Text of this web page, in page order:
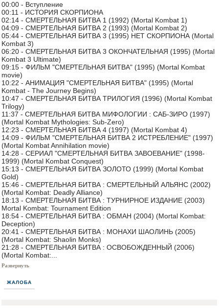
00:00 - Вступление
00:11 - ИСТОРИЯ СКОРПИОНА
02:14 - СМЕРТЕЛЬНАЯ БИТВА 1 (1992) (Mortal Kombat 1)
04:09 - СМЕРТЕЛЬНАЯ БИТВА 2 (1993) (Mortal Kombat 2)
05:44 - СМЕРТЕЛЬНАЯ БИТВА 3 (1995) НЕТ СКОРПИОНА (Mortal
Kombat 3)
06:20 - СМЕРТЕЛЬНАЯ БИТВА 3 ОКОНЧАТЕЛЬНАЯ (1995) (Mortal
Kombat 3 Ultimate)
09:15 - ФИЛЬМ "СМЕРТЕЛЬНАЯ БИТВА" (1995) (Mortal Kombat
movie)
10:22 - АНИМАЦИЯ "СМЕРТЕЛЬНАЯ БИТВА" (1995) (Mortal
Kombat - The Journey Begins)
10:47 - СМЕРТЕЛЬНАЯ БИТВА ТРИЛОГИЯ (1996) (Mortal Kombat
Trilogy)
11:37 - СМЕРТЕЛЬНАЯ БИТВА МИФОЛОГИИ : САБ-ЗИРО (1997)
(Mortal Kombat Mythologies: Sub-Zero)
12:23 - СМЕРТЕЛЬНАЯ БИТВА 4 (1997) (Mortal Kombat 4)
14:09 - ФИЛЬМ "СМЕРТЕЛЬНАЯ БИТВА 2 ИСТРЕБЛЕНИЕ" (1997)
(Mortal Kombat Annihilation movie)
14:28 - СЕРИАЛ "СМЕРТЕЛЬНАЯ БИТВА ЗАВОЕВАНИЕ" (1998-
1999) (Mortal Kombat Conquest)
15:13 - СМЕРТЕЛЬНАЯ БИТВА ЗОЛОТО (1999) (Mortal Kombat
Gold)
15:46 - СМЕРТЕЛЬНАЯ БИТВА : СМЕРТЕЛЬНЫЙ АЛЬЯНС (2002)
(Mortal Kombat: Deadly Alliance)
18:13 - СМЕРТЕЛЬНАЯ БИТВА : ТУРНИРНОЕ ИЗДАНИЕ (2003)
Mortal Kombat: Tournament Edition
18:54 - СМЕРТЕЛЬНАЯ БИТВА : ОБМАН (2004) (Mortal Kombat:
Deception)
20:41 - СМЕРТЕЛЬНАЯ БИТВА : МОНАХИ ШАОЛИНЬ (2005)
(Mortal Kombat: Shaolin Monks)
21:28 - СМЕРТЕЛЬНАЯ БИТВА : ОСВОБОЖДЕННЫЙ (2006)
(Mortal Kombat:...
Развернуть
ЖАЛОБА